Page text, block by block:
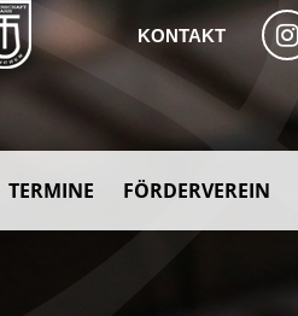
KONTAKT
TERMINE FÖRDERVEREIN